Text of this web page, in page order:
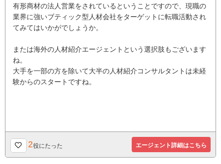
有形商材の法人営業をされているということですので、現職の
業界に強いブティック型人材会社をターゲットに転職活動され
てみてはいかがでしょうか。
または海外の人材紹介エージェントという選択肢もございます
ね。
大手を一部の方を除いて大半の人材紹介コンサルタントは未経
験からのスタートですね。
2役にたった エージェント詳細はこちら